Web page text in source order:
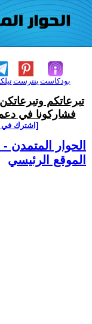
بنترست بودكاست
تبرعاتكم
فشاركونا في دعم
[اشترك في
الحوار المتمدن -
الموقع الرئيسي